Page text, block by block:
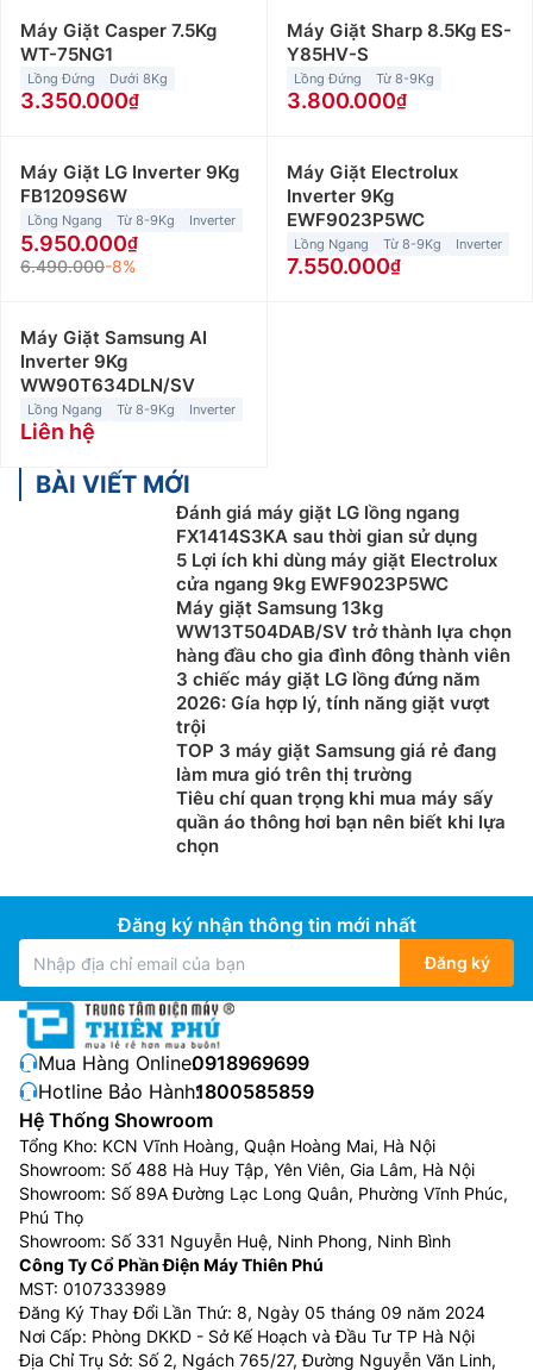
Máy Giặt Casper 7.5Kg
WT-75NG1
Lồng Đứng Dưới 8Kg
3.350.000
Máy Giặt Sharp 8.5Kg ES-
Y85HV-S
Lồng Đứng Từ 8-9Kg
3.800.000
Máy Giặt LG Inverter 9Kg
FB1209S6W
Lồng Ngang Từ 8-9Kg Inverter
5.950.000
6.490.000-8%
Máy Giặt Electrolux
Inverter 9Kg
EWF9023P5WC
Lồng Ngang Từ 8-9Kg Inverter
7.550.000
Máy Giặt Samsung AI
Inverter 9Kg
WW90T634DLN/SV
Lồng Ngang Từ 8-9Kg Inverter
Liên hệ
BÀI VIẾT MỚI
Đánh giá máy giặt LG lồng ngang
FX1414S3KA sau thời gian sử dụng
5 Lợi ích khi dùng máy giặt Electrolux
cửa ngang 9kg EWF9023P5WC
Máy giặt Samsung 13kg
WW13T504DAB/SV trở thành lựa chọn
hàng đầu cho gia đình đông thành viên
3 chiếc máy giặt LG lồng đứng năm
2026: Gía hợp lý, tính năng giặt vượt
trội
TOP 3 máy giặt Samsung giá rẻ đang
làm mưa gió trên thị trường
Tiêu chí quan trọng khi mua máy sấy
quần áo thông hơi bạn nên biết khi lựa
chọn
Đăng ký nhận thông tin mới nhất
Đăng ký
Mua Hàng Online:0918969699
Hotline Bảo Hành:1800585859
Hệ Thống Showroom
Tổng Kho: KCN Vĩnh Hoàng, Quận Hoàng Mai, Hà Nội
Showroom: Số 488 Hà Huy Tập, Yên Viên, Gia Lâm, Hà Nội
Showroom: Số 89A Đường Lạc Long Quân, Phường Vĩnh Phúc,
Phú Thọ
Showroom: Số 331 Nguyễn Huệ, Ninh Phong, Ninh Bình
Công Ty Cổ Phần Điện Máy Thiên Phú
MST: 0107333989
Đăng Ký Thay Đổi Lần Thứ: 8, Ngày 05 tháng 09 năm 2024
Nơi Cấp: Phòng DKKD - Sở Kế Hoạch và Đầu Tư TP Hà Nội
Địa Chỉ Trụ Sở: Số 2, Ngách 765/27, Đường Nguyễn Văn Linh,